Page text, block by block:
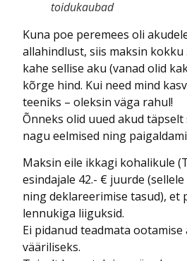
toidukaubad
Kuna poe peremees oli
allahindlust, siis maksin kokku
kahe sellise aku (vanad olid
kõrge hind. Kui need mind
teeniks – oleksin väga rahul!
Õnneks olid uued akud
nagu eelmised ning
Maksin eile ikkagi kohalikule
esindajale 42.- € juurde
ning deklareerimise tasud), et
lennukiga liiguksid.
Ei pidanud teadmata ootamise
vääriliseks.